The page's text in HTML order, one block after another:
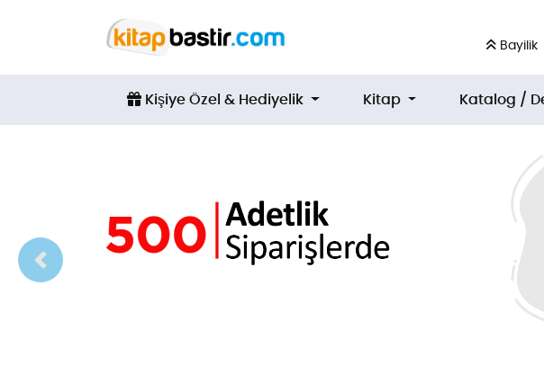
Bayilik
Bayilik
Kişiye Özel & Hediyelik
Kişiye Özel & Hediyelik Kitap Katalog /